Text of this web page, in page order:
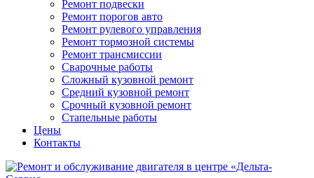
Ремонт подвески
Ремонт порогов авто
Ремонт рулевого управления
Ремонт тормозной системы
Ремонт трансмиссии
Сварочные работы
Сложный кузовной ремонт
Средний кузовной ремонт
Срочный кузовной ремонт
Стапельные работы
Цены
Контакты